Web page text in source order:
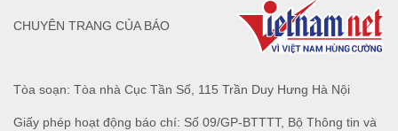
Tòa soạn: Tòa nhà Cục Tần Số, 115 Trần Duy Hưng Hà Nội
Giấy phép hoạt động báo chí: Số 09/GP-BTTTT, Bộ Thông tin và
CHUYÊN TRANG CỦA BÁO